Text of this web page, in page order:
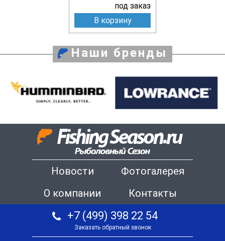
под заказ
В корзину
Наши бренды
Новости
Фотогалерея
О компании
Контакты
+7 (499) 398 22 54
Заказать обратный звонок